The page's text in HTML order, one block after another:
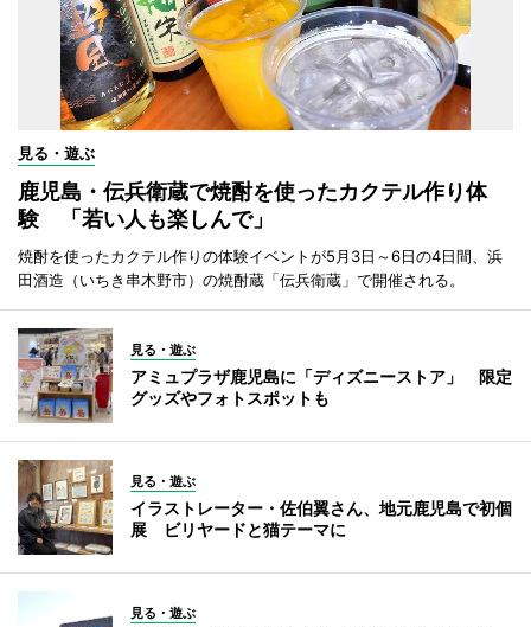
見る・遊ぶ
鹿児島・伝兵衛蔵で焼酎を使ったカクテル作り体
験 「若い人も楽しんで」
焼酎を使ったカクテル作りの体験イベントが5月3日～6日の4日間、浜
田酒造（いちき串木野市）の焼酎蔵「伝兵衛蔵」で開催される。
見る・遊ぶ
アミュプラザ鹿児島に「ディズニーストア」 限定
グッズやフォトスポットも
見る・遊ぶ
イラストレーター・佐伯翼さん、地元鹿児島で初個
展 ビリヤードと猫テーマに
見る・遊ぶ